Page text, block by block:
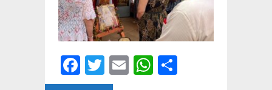
Facebook
Twitter
EmailWhatsApp